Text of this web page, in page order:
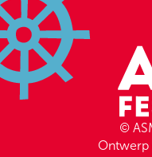
©
Ontwerp